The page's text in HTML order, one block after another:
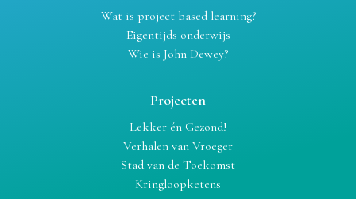
Wat is project based learning?
Eigentijds onderwijs
Wie is John Dewey?
Projecten
Lekker én Gezond!
Verhalen van Vroeger
Stad van de Toekomst
Kringloopketens